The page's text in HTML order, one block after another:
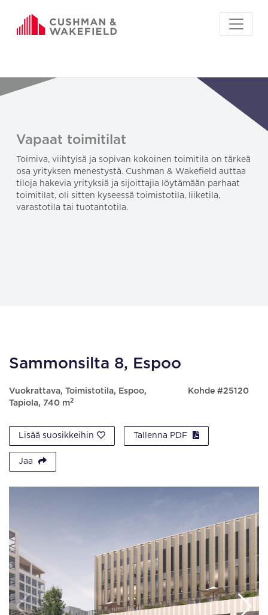
Vapaat toimitilat
Toimiva, viihtyisä ja sopivan kokoinen toimitila on tärkeä
osa yrityksen menestystä. Cushman & Wakefield auttaa
tiloja hakevia yrityksiä ja sijoittajia löytämään parhaat
toimitilat, oli sitten kyseessä toimistotila, liiketila,
varastotila tai tuotantotila.
Sammonsilta 8, Espoo
Vuokrattava, Toimistotila, Espoo,
Tapiola, 740 m2
Kohde #25120
Lisää suosikkeihin Tallenna PDF
Jaa